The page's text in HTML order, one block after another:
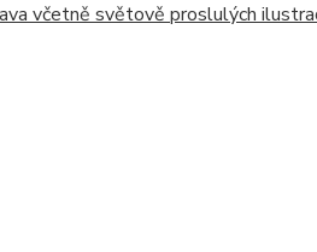
včetně světově proslulých